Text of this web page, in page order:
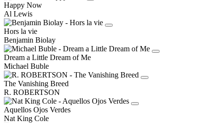
Happy Now
Al Lewis
Hors la vie
Benjamin Biolay
Dream a Little Dream of Me
Michael Buble
The Vanishing Breed
R. ROBERTSON
Aquellos Ojos Verdes
Nat King Cole